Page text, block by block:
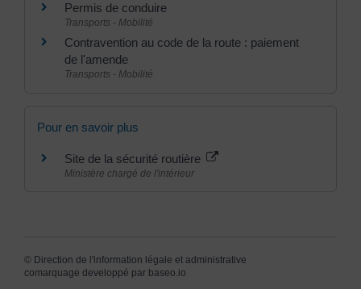
Permis de conduire
Transports - Mobilité
Contravention au code de la route : paiement
de l'amende
Transports - Mobilité
Pour en savoir plus
Site de la sécurité routière
Ministère chargé de l'intérieur
© Direction de l'information légale et administrative
comarquage developpé par baseo.io